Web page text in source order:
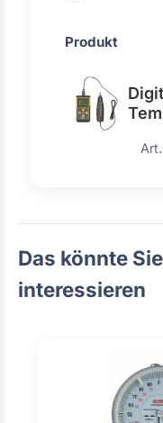
Produkt
Das könnte
interessieren